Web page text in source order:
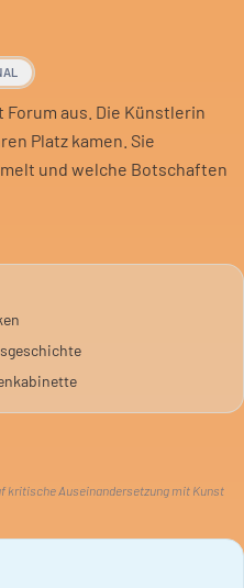
aus. Die Künstlerin
Platz kamen. Sie
und welche Botschaften
und dekolonialer
zwischen
Sammelpraktiken zu
Geschichte. Eine
kritische Auseinandersetzung mit Kunst